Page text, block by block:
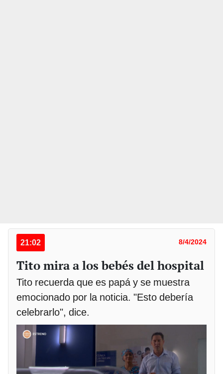
21:02 8/4/2024
Tito mira a los bebés del hospital
Tito recuerda que es papá y se muestra
emocionado por la noticia. "Esto debería
celebrarlo", dice.